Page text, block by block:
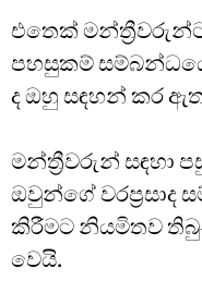
එතෙක්
පහසුකම්
ද ඔහු සඳහන් කර
මන්ත්‍රීවරුන් සඳහා
ඔවුන්ගේ වරප්‍රසාද
කිරීමට නියමිතව තිබුණ
වෙයි.